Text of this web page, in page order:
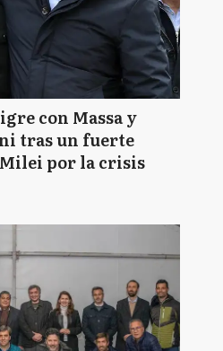
con Massa y
tras un fuerte
por la crisis